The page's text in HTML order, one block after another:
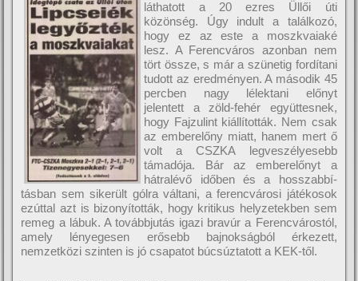
láthatott a 20 ezres Üllői úti
közönség. Úgy indult a találkozó,
hogy ez az este a moszkvaiaké
lesz. A Ferencváros azonban nem
tört össze, s már a szünetig fordí­tani
tudott az eredményen. A második 45
percben nagy lélektani előnyt
jelentett a zöld-fehér együttesnek,
hogy Fajzulint kiállí­tották. Nem csak
az emberelőny miatt, hanem mert ő
volt a CSZKA legveszélyesebb
támadója. Bár az emberelőnyt a
hátralévő időben és a hosszabbí­
tásban sem sikerült gólra váltani, a ferencvárosi játékosok
ezúttal azt is bizonyí­tották, hogy kritikus helyzetekben sem
remeg a lábuk. A továbbjutás igazi bravúr a Ferencvárostól,
amely lényegesen erősebb bajnokságból érkezett,
nemzetközi szinten is jó csapatot búcsúztatott a KEK-től.